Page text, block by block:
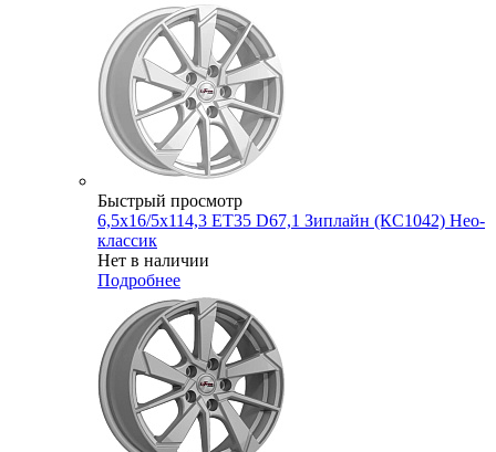
Быстрый просмотр
6,5x16/5x114,3 ET35 D67,1 Зиплайн (КС1042) Нео-
классик
Нет в наличии
Подробнее